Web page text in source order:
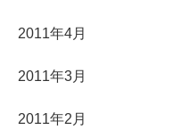
2011年4月
2011年3月
2011年2月